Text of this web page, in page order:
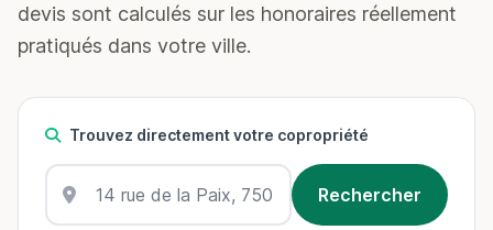
devis sont calculés sur les honoraires réellement
pratiqués dans votre ville.
Trouvez directement votre copropriété